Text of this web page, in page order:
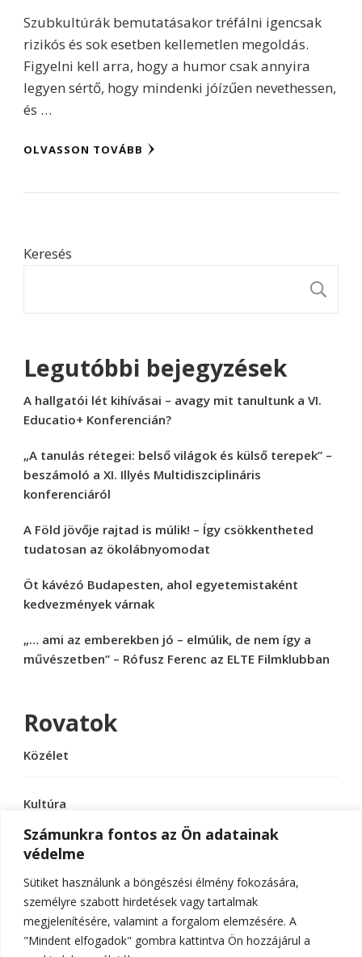
Számunkra fontos az Ön adatainak
védelme
Sütiket használunk a böngészési élmény fokozására,
személyre szabott hirdetések vagy tartalmak
megjelenítésére, valamint a forgalom elemzésére. A
"Mindent elfogadok" gombra kattintva Ön hozzájárul a
Szubkultúrák bemutatásakor tréfálni igencsak
rizikós és sok esetben kellemetlen megoldás.
Figyelni kell arra, hogy a humor csak annyira
legyen sértő, hogy mindenki jóízűen nevethessen,
és …
OLVASSON TOVÁBB
Keresés
Legutóbbi bejegyzések
A hallgatói lét kihívásai – avagy mit tanultunk a VI.
Educatio+ Konferencián?
„A tanulás rétegei: belső világok és külső terepek” –
beszámoló a XI. Illyés Multidiszciplináris
konferenciáról
A Föld jövője rajtad is múlik! – Így csökkentheted
tudatosan az ökolábnyomodat
Öt kávézó Budapesten, ahol egyetemistaként
kedvezmények várnak
„… ami az emberekben jó – elmúlik, de nem így a
művészetben” – Rófusz Ferenc az ELTE Filmklubban
Rovatok
Közélet
Kultúra
Sport
Tudomány